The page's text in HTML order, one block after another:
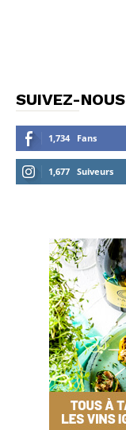
SUIVEZ-NOUS
1,734 Fans
1,677 Suiveurs